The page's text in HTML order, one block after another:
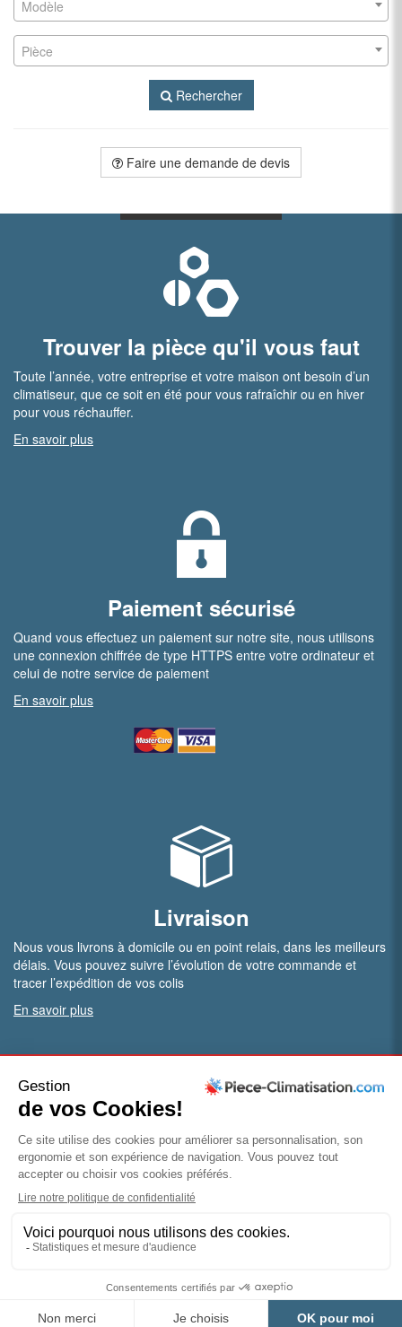
Modèle
Pièce
Rechercher
Faire une demande de devis
Trouver la pièce qu'il vous faut
Toute l’année, votre entreprise et votre maison ont besoin d’un
climatiseur, que ce soit en été pour vous rafraîchir ou en hiver
pour vous réchauffer.
En savoir plus
Paiement sécurisé
Quand vous effectuez un paiement sur notre site, nous utilisons
une connexion chiffrée de type HTTPS entre votre ordinateur et
celui de notre service de paiement
En savoir plus
Livraison
Nous vous livrons à domicile ou en point relais, dans les meilleurs
délais. Vous pouvez suivre l’évolution de votre commande et
tracer l’expédition de vos colis
En savoir plus
Vous êtes professionnel ?
Bénéficiez de conditions particulières en ouvrant un compte
pro
Mentions légales|Conditions
générales de vente| Politique de confidentialité